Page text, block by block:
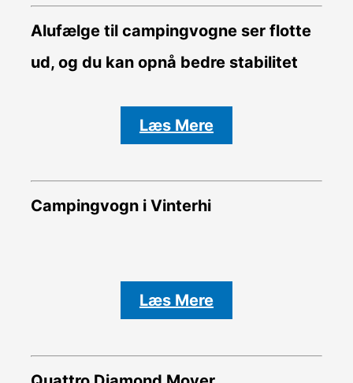
Alufælge til campingvogne ser flotte
ud, og du kan opnå bedre stabilitet
Læs Mere
Campingvogn i Vinterhi
Læs Mere